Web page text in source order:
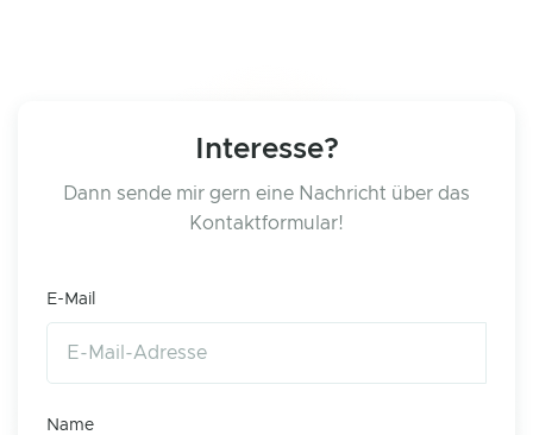
Interesse?
Dann sende mir gern eine Nachricht über das
Kontaktformular!
E-Mail
Name